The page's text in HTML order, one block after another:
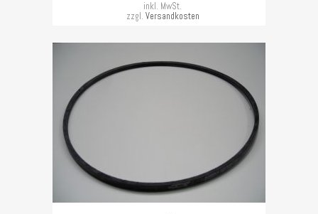
inkl. MwSt.
zzgl. Versandkosten